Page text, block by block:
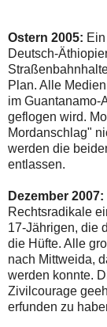
Ostern 2005: Ein
Deutsch-
Plan. Alle
im Guantanamo-
geflogen wird.
Mordanschlag"
werden die
entlassen.
Dezember 2007:
Rechtsradikale
17-Jährigen, die
die Hüfte. Alle
nach Mittweida,
werden konnte.
Zivilcourage
erfunden zu